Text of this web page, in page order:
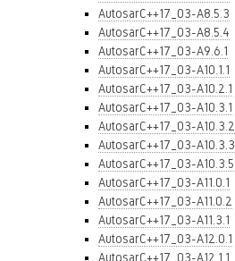
AutosarC++17_03-A8.5.3
AutosarC++17_03-A8.5.4
AutosarC++17_03-A9.6.1
AutosarC++17_03-A10.1.1
AutosarC++17_03-A10.2.1
AutosarC++17_03-A10.3.1
AutosarC++17_03-A10.3.2
AutosarC++17_03-A10.3.3
AutosarC++17_03-A10.3.5
AutosarC++17_03-A11.0.1
AutosarC++17_03-A11.0.2
AutosarC++17_03-A11.3.1
AutosarC++17_03-A12.0.1
AutosarC++17_03-A12.1.1